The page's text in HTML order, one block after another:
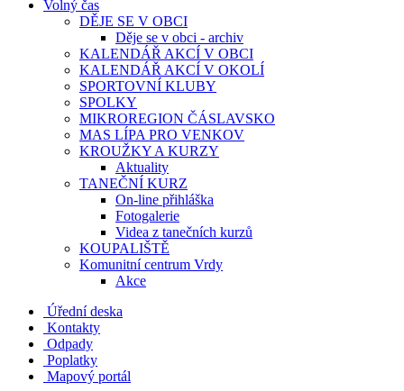
Volný čas
DĚJE SE V OBCI
Děje se v obci - archiv
KALENDÁŘ AKCÍ V OBCI
KALENDÁŘ AKCÍ V OKOLÍ
SPORTOVNÍ KLUBY
SPOLKY
MIKROREGION ČÁSLAVSKO
MAS LÍPA PRO VENKOV
KROUŽKY A KURZY
Aktuality
TANEČNÍ KURZ
On-line přihláška
Fotogalerie
Videa z tanečních kurzů
KOUPALIŠTĚ
Komunitní centrum Vrdy
Akce
Úřední deska
Kontakty
Odpady
Poplatky
Mapový portál